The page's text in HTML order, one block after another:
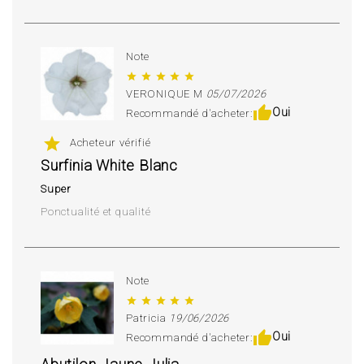
Note
star star star star star
VERONIQUE M 05/07/2026
Recommandé d'acheter:thumb_upOui
star Acheteur vérifié
Surfinia White Blanc
Super
Ponctualité et qualité
Note
star star star star star
Patricia 19/06/2026
Recommandé d'acheter:thumb_upOui